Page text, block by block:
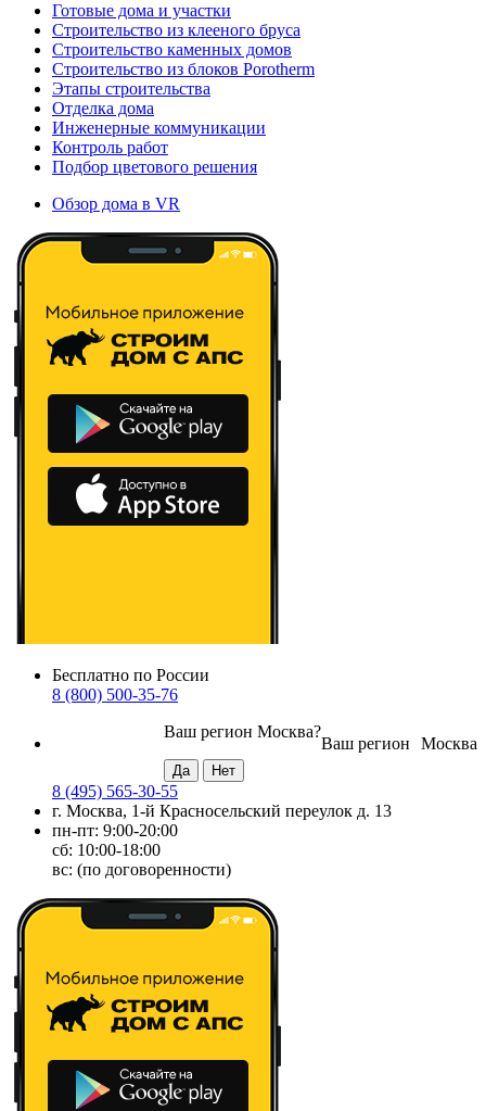
Готовые дома и участки
Строительство из клееного бруса
Строительство каменных домов
Строительство из блоков Porotherm
Этапы строительства
Отделка дома
Инженерные коммуникации
Контроль работ
Подбор цветового решения
Обзор дома в VR
Бесплатно по России
8 (800) 500-35-76
Москва
Ваш регион
Ваш регион Москва?
8 (495) 565-30-55
г. Москва, 1-й Красносельский переулок д. 13
пн-пт: 9:00-20:00
сб: 10:00-18:00
вс: (по договоренности)